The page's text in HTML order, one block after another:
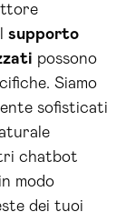
supporto
possono
Siamo
sofisticati
chatbot
modo
dei tuoi